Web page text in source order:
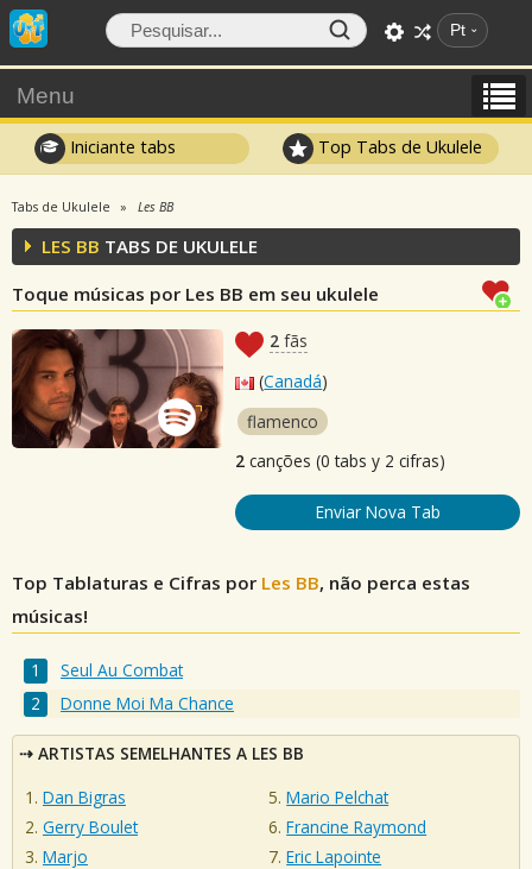
Pt
Menu
Iniciante tabs Top Tabs de Ukulele
Tabs de Ukulele Les BB
LES BB TABS DE UKULELE
Toque músicas por Les BB em seu ukulele
2 fãs
(Canadá)
flamenco
2 canções (0 tabs y 2 cifras)
Enviar Nova Tab
Top Tablaturas e Cifras por Les BB, não perca estas
músicas!
Seul Au Combat
Donne Moi Ma Chance
ARTISTAS SEMELHANTES A LES BB
Dan Bigras
Gerry Boulet
Marjo
Mario Pelchat
Francine Raymond
Eric Lapointe